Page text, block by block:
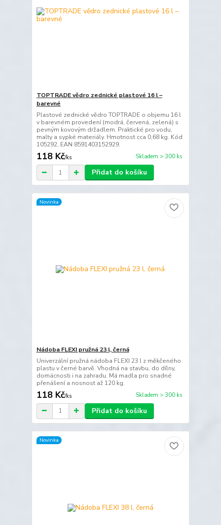
TOPTRADE vědro zednické plastové 16 l –
barevné
Plastové zednické vědro TOPTRADE o objemu 16 l
v barevném provedení (modrá, červená, zelená) s
pevným kovovým držadlem. Praktické pro vodu,
malty a sypké materiály. Hmotnost cca 0,68 kg. Kód
105292, EAN 8591403152929.
118 Kč/ks Skladem > 300 ks
Přidat do košíku
Novinka
Nádoba FLEXI pružná 23 l, černá
Univerzální pružná nádoba FLEXI 23 l z měkčeného
plastu v černé barvě. Vhodná na stavbu, do dílny,
domácnosti i na zahradu. Má madla pro snadné
přenášení a nosnost až 120 kg.
118 Kč/ks Skladem > 300 ks
Přidat do košíku
Novinka